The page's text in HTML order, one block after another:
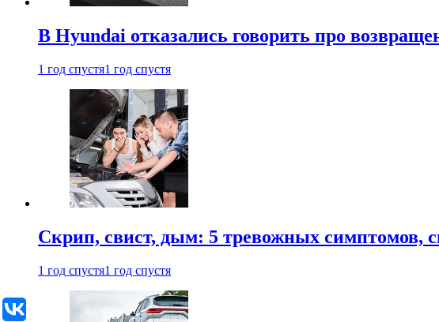
В Hyundai отказались говорить про
1 год спустя1 год спустя
Скрип, свист, дым: 5 тревожных симптомов,
1 год спустя1 год спустя